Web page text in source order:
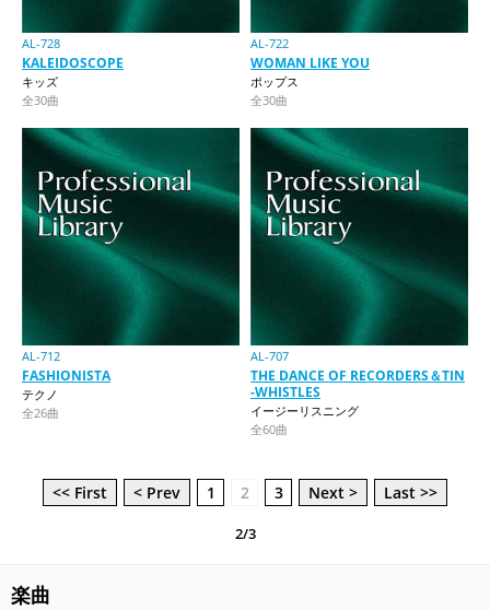
AL-728
KALEIDOSCOPE
キッズ
全30曲
AL-722
WOMAN LIKE YOU
ポップス
全30曲
AL-712
FASHIONISTA
テクノ
全26曲
AL-707
THE DANCE OF RECORDERS＆TIN
-WHISTLES
イージーリスニング
全60曲
<< First < Prev 1 2 3 Next > Last >>
2/3
楽曲